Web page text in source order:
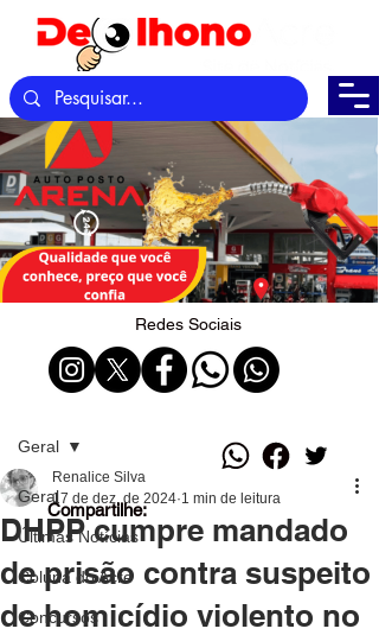
Redes Sociais
Geral
Últimas Notícias
Coluna do Acre
Concursos
Geral
DHPP cumpre mandado
de prisão contra suspeito
de homicídio violento no
Renalice Silva
17 de dez. de 2024 1 min de leitura
Compartilhe: